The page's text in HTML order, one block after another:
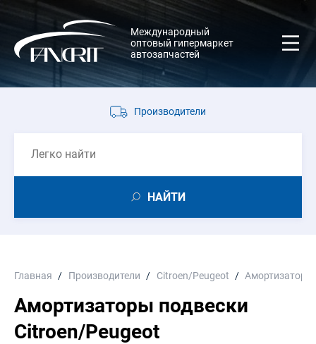
Международный
оптовый гипермаркет
автозапчастей
Производители
НАЙТИ
Главная Производители Citroen/Peugeot Амортизаторы
Амортизаторы подвески
Citroen/Peugeot